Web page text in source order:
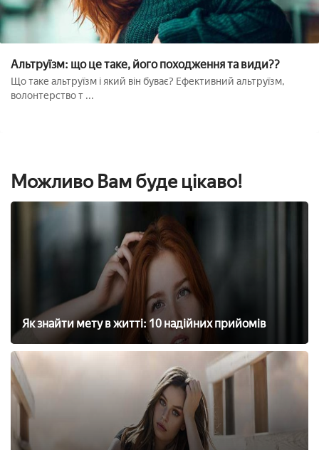
Альтруїзм: що це таке, його походження та види??
Що таке альтруїзм і який він буває? Ефективний альтруїзм,
волонтерство т ...
Можливо Вам буде цікаво!
Як знайти мету в житті: 10 надійних прийомів